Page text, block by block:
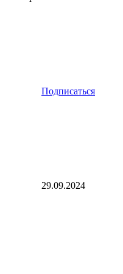
Подписаться
29.09.2024